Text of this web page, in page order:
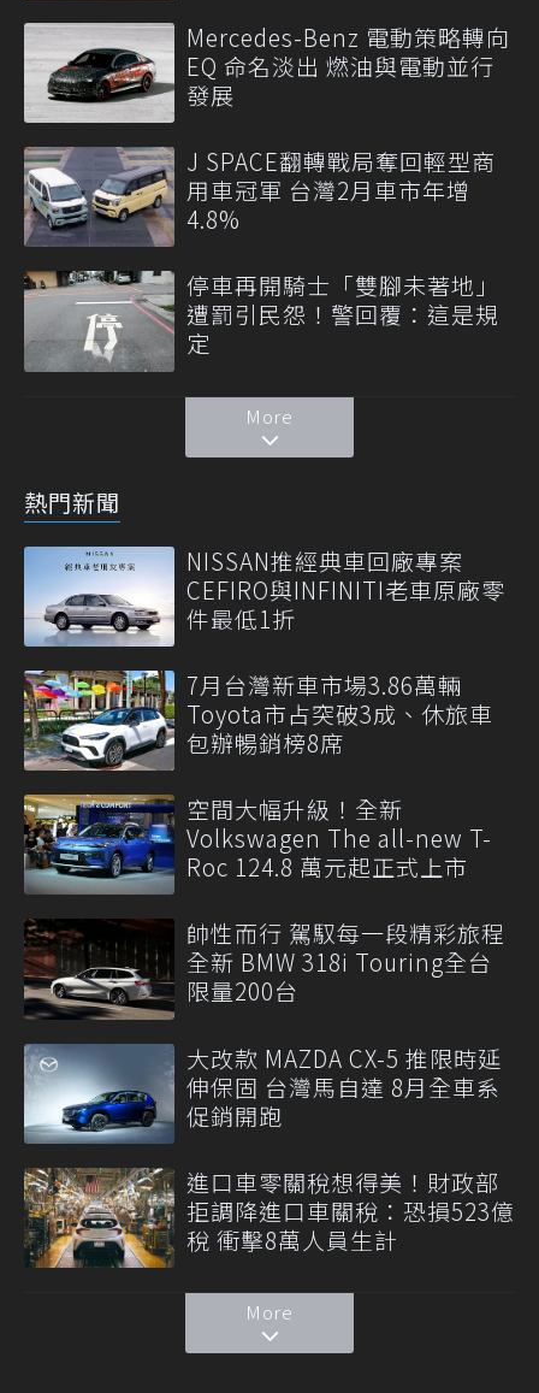
Mercedes-Benz 電動策略轉向
EQ 命名淡出 燃油與電動並行
發展
J SPACE翻轉戰局奪回輕型商
用車冠軍 台灣2月車市年增
4.8%
停車再開騎士「雙腳未著地」
遭罰引民怨！警回覆：這是規
定
More
熱門新聞
NISSAN推經典車回廠專案
CEFIRO與INFINITI老車原廠零
件最低1折
7月台灣新車市場3.86萬輛
Toyota市占突破3成、休旅車
包辦暢銷榜8席
空間大幅升級！全新
Volkswagen The all-new T-
Roc 124.8 萬元起正式上市
帥性而行 駕馭每一段精彩旅程
全新 BMW 318i Touring全台
限量200台
大改款 MAZDA CX-5 推限時延
伸保固 台灣馬自達 8月全車系
促銷開跑
進口車零關稅想得美！財政部
拒調降進口車關稅：恐損523億
稅 衝擊8萬人員生計
More